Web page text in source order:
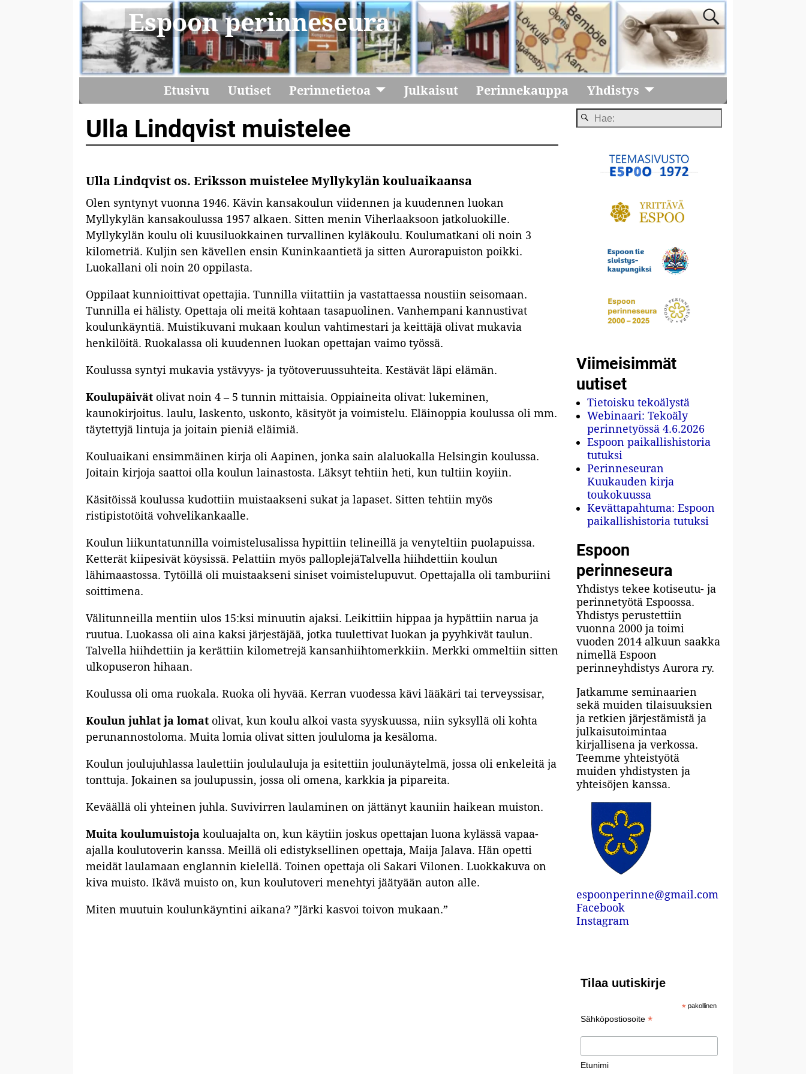
Espoon perinneseura
Etusivu Uutiset Perinnetietoa Julkaisut Perinnekauppa Yhdistys
Ulla Lindqvist muistelee
Ulla Lindqvist os. Eriksson muistelee Myllykylän kouluaikaansa
Olen syntynyt vuonna 1946. Kävin kansakoulun viidennen ja kuudennen luokan
Myllykylän kansakoulussa 1957 alkaen. Sitten menin Viherlaaksoon jatkoluokille.
Myllykylän koulu oli kuusiluokkainen turvallinen kyläkoulu. Koulumatkani oli noin 3
kilometriä. Kuljin sen kävellen ensin Kuninkaantietä ja sitten Aurorapuiston poikki.
Luokallani oli noin 20 oppilasta.
Oppilaat kunnioittivat opettajia. Tunnilla viitattiin ja vastattaessa noustiin seisomaan.
Tunnilla ei hälisty. Opettaja oli meitä kohtaan tasapuolinen. Vanhempani kannustivat
koulunkäyntiä. Muistikuvani mukaan koulun vahtimestari ja keittäjä olivat mukavia
henkilöitä. Ruokalassa oli kuudennen luokan opettajan vaimo työssä.
Koulussa syntyi mukavia ystävyys- ja työtoveruussuhteita. Kestävät läpi elämän.
Koulupäivätolivat noin 4 – 5 tunnin mittaisia. Oppiaineita olivat: lukeminen,
kaunokirjoitus. laulu, laskento, uskonto, käsityöt ja voimistelu. Eläinoppia koulussa oli mm.
täytettyjä lintuja ja joitain pieniä eläimiä.
Kouluaikani ensimmäinen kirja oli Aapinen, jonka sain alaluokalla Helsingin koulussa.
Joitain kirjoja saattoi olla koulun lainastosta. Läksyt tehtiin heti, kun tultiin koyiin.
Käsitöissä koulussa kudottiin muistaakseni sukat ja lapaset. Sitten tehtiin myös
ristipistotöitä vohvelikankaalle.
Koulun liikuntatunnilla voimistelusalissa hypittiin telineillä ja venyteltiin puolapuissa.
Ketterät kiipesivät köysissä. Pelattiin myös palloplejäTalvella hiihdettiin koulun
lähimaastossa. Tytöillä oli muistaakseni siniset voimistelupuvut. Opettajalla oli tamburiini
soittimena.
Välitunneilla mentiin ulos 15:ksi minuutin ajaksi. Leikittiin hippaa ja hypättiin narua ja
ruutua. Luokassa oli aina kaksi järjestäjää, jotka tuulettivat luokan ja pyyhkivät taulun.
Talvella hiihdettiin ja kerättiin kilometrejä kansanhiihtomerkkiin. Merkki ommeltiin sitten
ulkopuseron hihaan.
Koulussa oli oma ruokala. Ruoka oli hyvää. Kerran vuodessa kävi lääkäri tai terveyssisar,
Koulun juhlat ja lomatolivat, kun koulu alkoi vasta syyskuussa, niin syksyllä oli kohta
perunannostoloma. Muita lomia olivat sitten joululoma ja kesäloma.
Koulun joulujuhlassa laulettiin joululauluja ja esitettiin joulunäytelmä, jossa oli enkeleitä ja
tonttuja. Jokainen sa joulupussin, jossa oli omena, karkkia ja pipareita.
Keväällä oli yhteinen juhla. Suvivirren laulaminen on jättänyt kauniin haikean muiston.
Muita koulumuistoja kouluajalta on, kun käytiin joskus opettajan luona kylässä vapaa-
ajalla koulutoverin kanssa. Meillä oli edistyksellinen opettaja, Maija Jalava. Hän opetti
meidät laulamaan englannin kielellä. Toinen opettaja oli Sakari Vilonen. Luokkakuva on
kiva muisto. Ikävä muisto on, kun koulutoveri menehtyi jäätyään auton alle.
Miten muutuin koulunkäyntini aikana? ”Järki kasvoi toivon mukaan.”
Viimeisimmät
uutiset
Tietoisku tekoälystä
Webinaari: Tekoäly
perinnetyössä 4.6.2026
Espoon paikallishistoria
tutuksi
Perinneseuran
Kuukauden kirja
toukokuussa
Kevättapahtuma: Espoon
paikallishistoria tutuksi
Espoon
perinneseura
Yhdistys tekee kotiseutu- ja
perinnetyötä Espoossa.
Yhdistys perustettiin
vuonna 2000 ja toimi
vuoden 2014 alkuun saakka
nimellä Espoon
perinneyhdistys Aurora ry.
Jatkamme seminaarien
sekä muiden tilaisuuksien
ja retkien järjestämistä ja
julkaisutoimintaa
kirjallisena ja verkossa.
Teemme yhteistyötä
muiden yhdistysten ja
yhteisöjen kanssa.
espoonperinne@gmail.com
Facebook
Instagram
Tilaa uutiskirje
*pakollinen
Sähköpostiosoite*
Etunimi